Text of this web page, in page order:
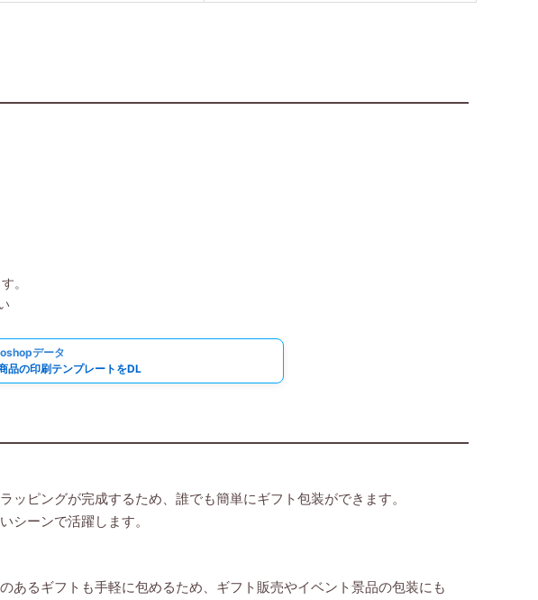
。
データ
品の印刷テンプレートをDL
ピングが完成するため、誰でも簡単にギフト包装ができます。
シーンで活躍します。
るギフトも手軽に包めるため、ギフト販売やイベント景品の包装にも